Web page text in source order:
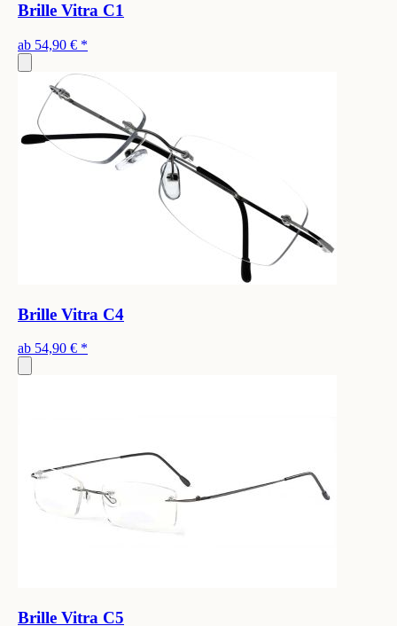
Brille Vitra C1
ab 54,90 € *
Brille Vitra C4
ab 54,90 € *
Brille Vitra C5